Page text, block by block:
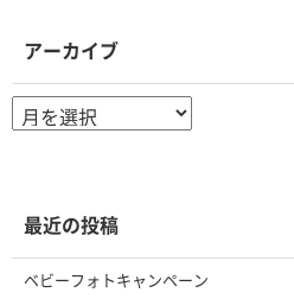
アーカイブ
ア
ー
最近の投稿
ベビーフォトキャンペーン